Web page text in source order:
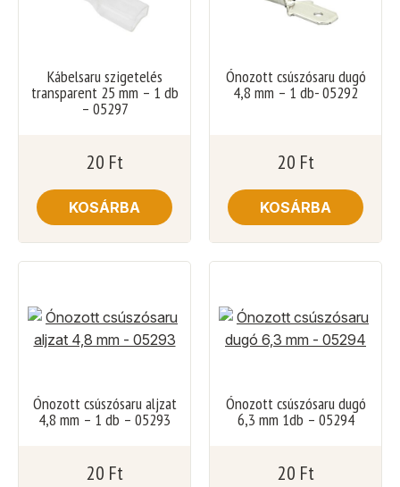
Kábelsaru szigetelés
transparent 25 mm – 1 db
– 05297
20 Ft
KOSÁRBA
Ónozott csúszósaru dugó
4,8 mm – 1 db- 05292
20 Ft
KOSÁRBA
Ónozott csúszósaru aljzat
4,8 mm – 1 db – 05293
20 Ft
Ónozott csúszósaru dugó
6,3 mm 1db – 05294
20 Ft